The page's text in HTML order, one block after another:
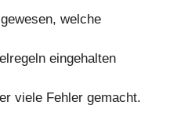
welche
eingehalten
viele Fehler gemacht.